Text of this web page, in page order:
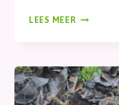
LEES MEER AANWINST